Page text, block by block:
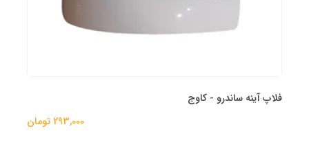
فلاپ آینه ساندرو - کاوج
293,000 تومان